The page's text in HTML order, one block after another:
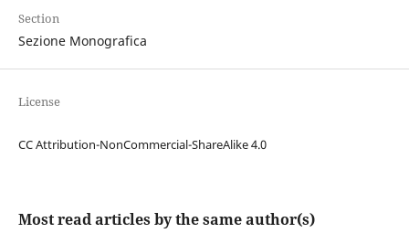
Section
Sezione Monografica
License
CC Attribution-NonCommercial-ShareAlike 4.0
Most read articles by the same author(s)